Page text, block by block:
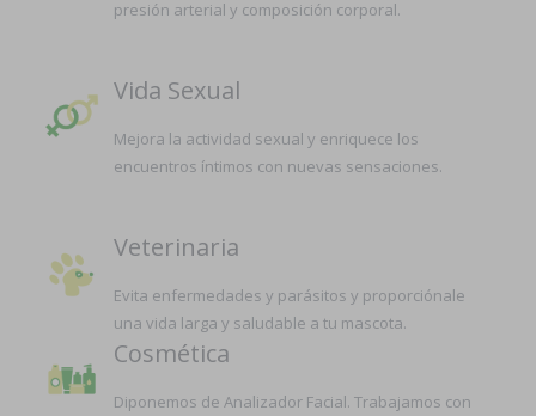
presión arterial y composición corporal.
Vida Sexual
Mejora la actividad sexual y enriquece los
encuentros íntimos con nuevas sensaciones.
Veterinaria
Evita enfermedades y parásitos y proporciónale
una vida larga y saludable a tu mascota.
Cosmética
Diponemos de Analizador Facial. Trabajamos con